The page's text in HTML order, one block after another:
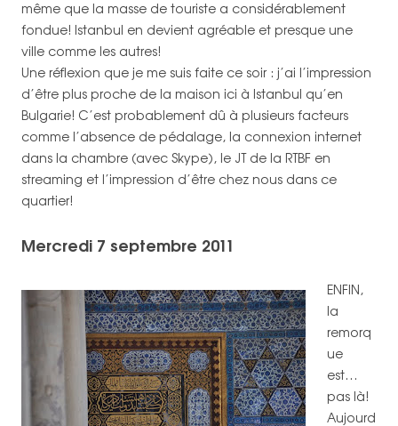
même que la masse de touriste a considérablement
fondue! Istanbul en devient agréable et presque une
ville comme les autres!
Une réflexion que je me suis faite ce soir : j’ai l’impression
d’être plus proche de la maison ici à Istanbul qu’en
Bulgarie! C’est probablement dû à plusieurs facteurs
comme l’absence de pédalage, la connexion internet
dans la chambre (avec Skype), le JT de la RTBF en
streaming et l’impression d’être chez nous dans ce
quartier!
Mercredi 7 septembre 2011
ENFIN,
la
remorq
ue
est…
pas là!
Aujourd